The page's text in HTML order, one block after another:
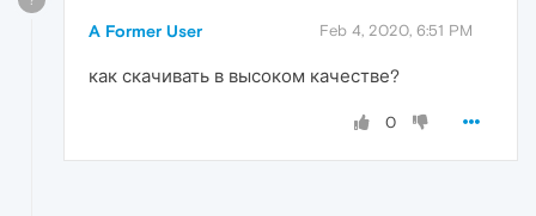
A Former User Feb 4, 2020, 6:51 PM
как скачивать в высоком качестве?
0